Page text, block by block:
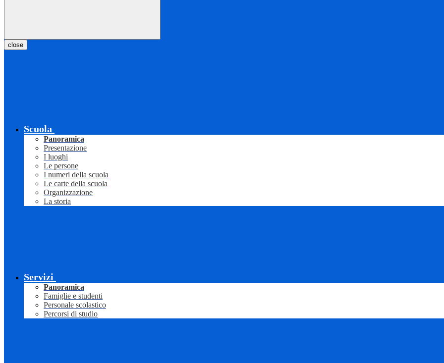
close
Scuola
Panoramica
Presentazione
I luoghi
Le persone
I numeri della scuola
Le carte della scuola
Organizzazione
La storia
Servizi
Panoramica
Famiglie e studenti
Personale scolastico
Percorsi di studio